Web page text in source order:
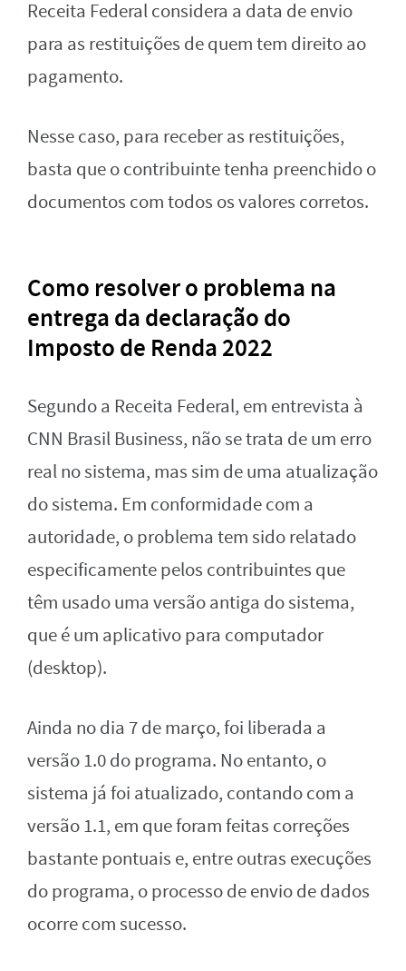
Receita Federal considera a data de envio
para as restituições de quem tem direito ao
pagamento.
Nesse caso, para receber as restituições,
basta que o contribuinte tenha preenchido o
documentos com todos os valores corretos.
Como resolver o problema na
entrega da declaração do
Imposto de Renda 2022
Segundo a Receita Federal, em entrevista à
CNN Brasil Business, não se trata de um erro
real no sistema, mas sim de uma atualização
do sistema. Em conformidade com a
autoridade, o problema tem sido relatado
especificamente pelos contribuintes que
têm usado uma versão antiga do sistema,
que é um aplicativo para computador
(desktop).
Ainda no dia 7 de março, foi liberada a
versão 1.0 do programa. No entanto, o
sistema já foi atualizado, contando com a
versão 1.1, em que foram feitas correções
bastante pontuais e, entre outras execuções
do programa, o processo de envio de dados
ocorre com sucesso.